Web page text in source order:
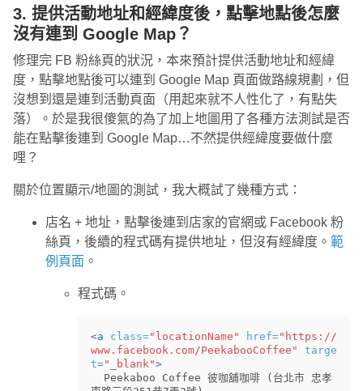
3. 提供活動地址和經緯度後，點擊地點後怎麼
沒有連到 Google Map？
修理完 FB 粉絲頁的狀況，本來預計提供活動地址和經緯
度，點擊地點後可以連到 Google Map 頁面做路線規劃，但
沒想到還是連到活動頁面（用起來就不人性化了，有點失
落）。於是我很傻氣的為了加上地圖用了各種方法測試是否
能在點擊後連到 Google Map…不然提供經緯度要做什麼
哩？
關於位置顯示/地圖的測試，我大概試了幾種方式：
店名 + 地址，點擊後連到店家的官網或 Facebook 粉
絲頁，後續的程式碼有提供地址，但沒有經緯度。 範
例頁面 。
程式碼。
<a class="locationName" href="https://
www.facebook.com/PeekabooCoffee"
targe
t="_blank">